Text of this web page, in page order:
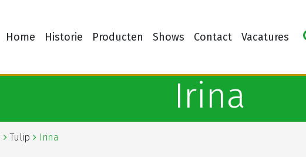
Home Historie Producten Shows Contact Vacatures
Irina
Tulip Irina